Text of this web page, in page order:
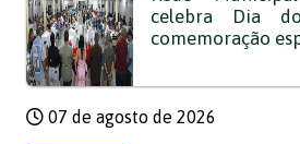
celebra Dia
comemoração
07 de agosto de 2026